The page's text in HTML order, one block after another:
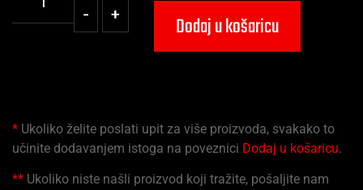
- + Dodaj u košaricu
* Ukoliko želite poslati upit za više proizvoda, svakako to
učinite dodavanjem istoga na poveznici Dodaj u košaricu.
** Ukoliko niste našli proizvod koji tražite, pošaljite nam